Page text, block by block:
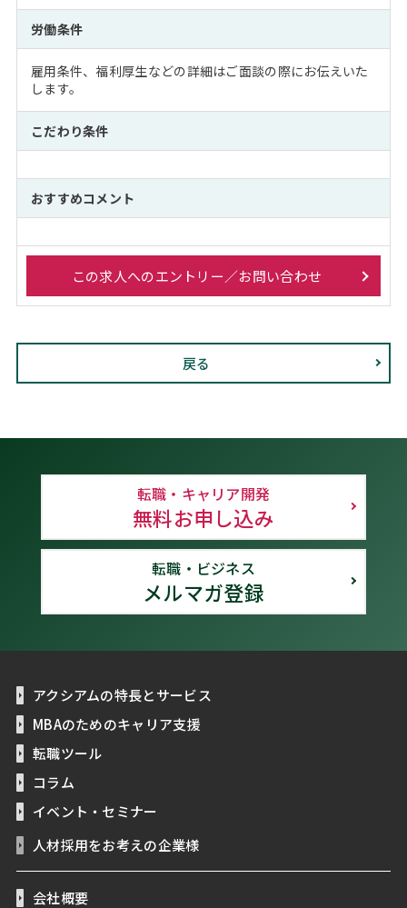
労働条件
雇用条件、福利厚生などの詳細はご面談の際にお伝えいた
します。
こだわり条件
おすすめコメント
この求人へのエントリー／お問い合わせ
戻る
転職・キャリア開発
無料お申し込み
転職・ビジネス
メルマガ登録
アクシアムの特長とサービス
MBAのためのキャリア支援
転職ツール
コラム
イベント・セミナー
人材採用をお考えの企業様
会社概要